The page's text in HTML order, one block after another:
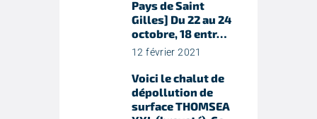
Pays de Saint
Gilles] Du 22 au 24
octobre, 18 entr…
12 février 2021
Voici le chalut de
dépollution de
surface THOMSEA